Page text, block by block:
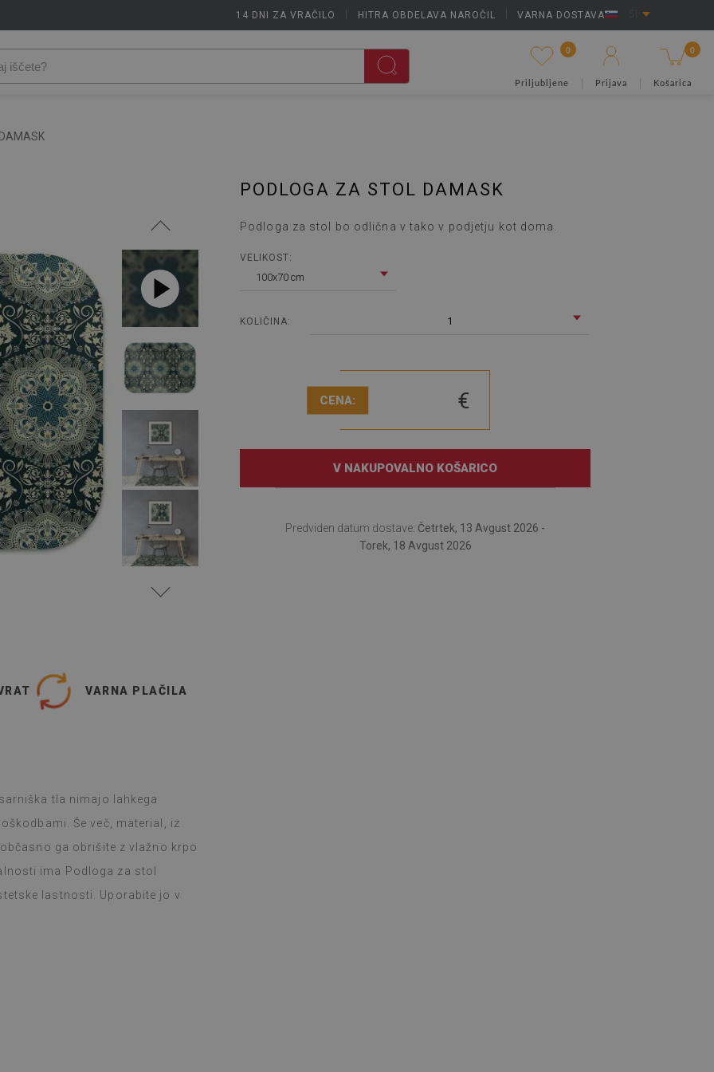
14 DNI ZA VRAČILO HITRA OBDELAVA NAROČIL VARNA DOSTAVA
0
Priljubljene Prijava
0
Košarica
VARNA PLAČILA
tla nimajo lahkega
Še več, material, iz
ga obrišite z vlažno krpo
ima Podloga za stol
lastnosti. Uporabite jo v
PODLOGA ZA STOL DAMASK
Podloga za stol bo odlična v tako v podjetju kot doma.
VELIKOST:
100x70 cm
KOLIČINA: 1
CENA: €
V NAKUPOVALNO KOŠARICO
Predviden datum dostave: Četrtek, 13 Avgust 2026 -
Torek, 18 Avgust 2026